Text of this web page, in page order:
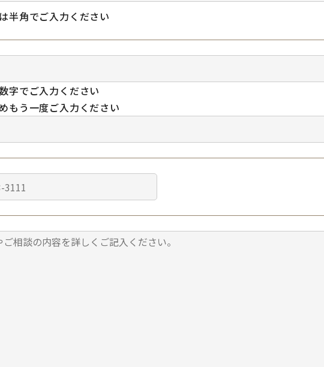
半角でご入力ください
字でご入力ください
もう一度ご入力ください